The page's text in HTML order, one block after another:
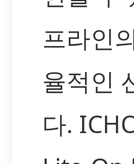
프라인
율적인
다.